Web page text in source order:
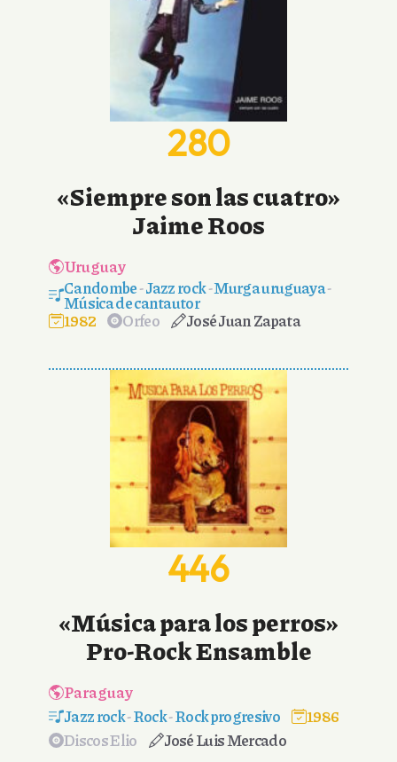
280
«Siempre son las cuatro»
Jaime Roos
Uruguay
Candombe-Jazz rock-Murga uruguaya-
Música de cantautor
1982
Orfeo José Juan Zapata
446
«Música para los perros»
Pro-Rock Ensamble
Paraguay
Jazz rock-Rock-Rock progresivo
1986
Discos Elio
José Luis Mercado